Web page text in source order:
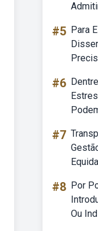
#5 Para
#6
#7
#8 Por
Ou